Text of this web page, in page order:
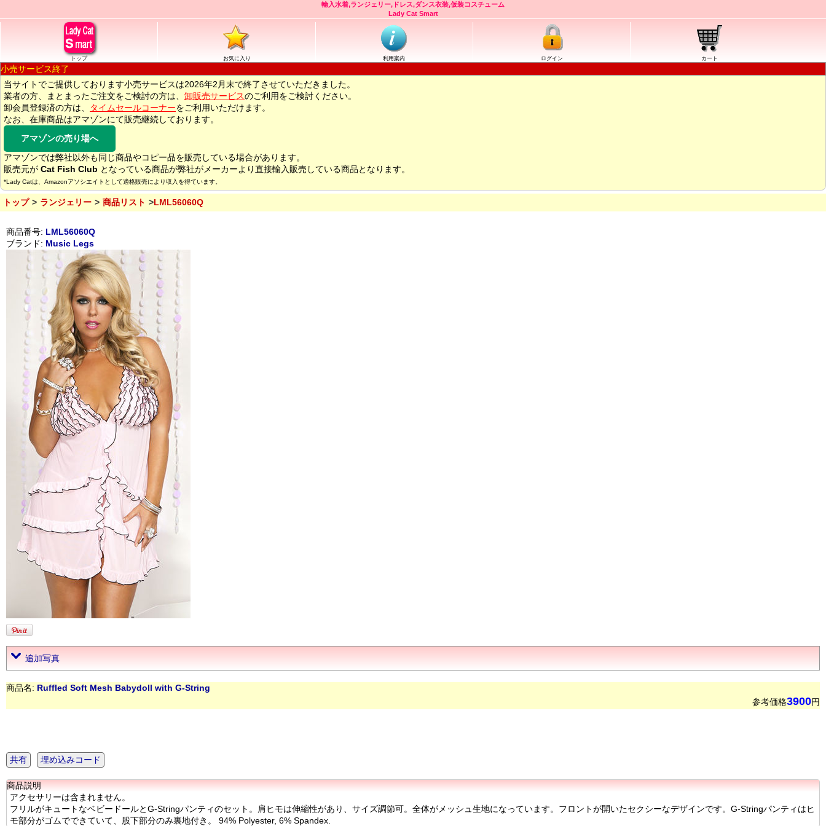
輸入水着,ランジェリー,ドレス,ダンス衣装,仮装コスチューム
Lady Cat Smart
トップ お気に入り 利用案内 ログイン カート
小売サービス終了
当サイトでご提供しております小売サービスは2026年2月末で終了させていただきました。
業者の方、まとまったご注文をご検討の方は、 卸販売サービスのご利用をご検討ください。
卸会員登録済の方は、
タイムセールコーナーをご利用いただけます。
なお、在庫商品はアマゾンにて販売継続しております。
アマゾンの売り場へ
アマゾンでは弊社以外も同じ商品やコピー品を販売している場合があります。
販売元が Cat Fish Club となっている商品が弊社がメーカーより直接輸入販売している商品となります。
*Lady Catは、Amazonアソシエイトとして適格販売により収入を得ています。
トップ ランジェリー 商品リスト LML56060Q
商品番号: LML56060Q
ブランド: Music Legs
追加写真
商品名: Ruffled Soft Mesh Babydoll with G-String
参考価格3900円
共有 埋め込みコード
商品説明
アクセサリーは含まれません。
フリルがキュートなベビードールとG-Stringパンティのセット。肩ヒモは伸縮性があり、サイズ調節可。全体がメッシュ生地になっています。フロントが開いたセクシーなデザインです。G-Stringパンティはヒ
モ部分がゴムでできていて、股下部分のみ裏地付き。 94% Polyester, 6% Spandex.